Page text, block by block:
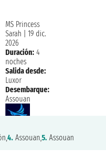
MS Princess
Sarah
19 dic.
2026
Duración: 4
noches
Salida desde:
Luxor
Desembarque:
Assouan
4. Assouan,5. Assouan